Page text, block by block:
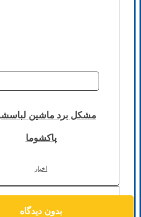
مشکل برد ماشین
پاکشوما
اخبار
بدون دیدگاه